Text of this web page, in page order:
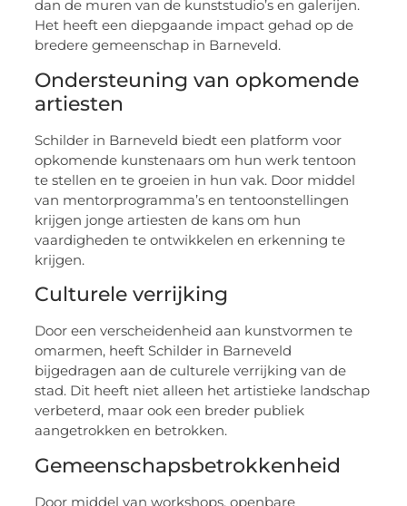
dan de muren van de kunststudio’s en galerijen.
Het heeft een diepgaande impact gehad op de
bredere gemeenschap in Barneveld.
Ondersteuning van opkomende
artiesten
Schilder in Barneveld biedt een platform voor
opkomende kunstenaars om hun werk tentoon
te stellen en te groeien in hun vak. Door middel
van mentorprogramma’s en tentoonstellingen
krijgen jonge artiesten de kans om hun
vaardigheden te ontwikkelen en erkenning te
krijgen.
Culturele verrijking
Door een verscheidenheid aan kunstvormen te
omarmen, heeft Schilder in Barneveld
bijgedragen aan de culturele verrijking van de
stad. Dit heeft niet alleen het artistieke landschap
verbeterd, maar ook een breder publiek
aangetrokken en betrokken.
Gemeenschapsbetrokkenheid
Door middel van workshops, openbare